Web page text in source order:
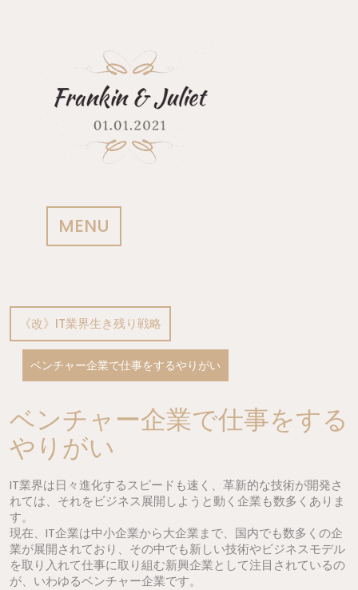
MENU
《改》IT業界生き残り戦略
ベンチャー企業で仕事をするやりがい
ベンチャー企業で仕事をする
やりがい
IT業界は日々進化するスピードも速く、革新的な技術が開発さ
れては、それをビジネス展開しようと動く企業も数多くありま
す。
現在、IT企業は中小企業から大企業まで、国内でも数多くの企
業が展開されており、その中でも新しい技術やビジネスモデル
を取り入れて仕事に取り組む新興企業として注目されているの
が、いわゆるベンチャー企業です。